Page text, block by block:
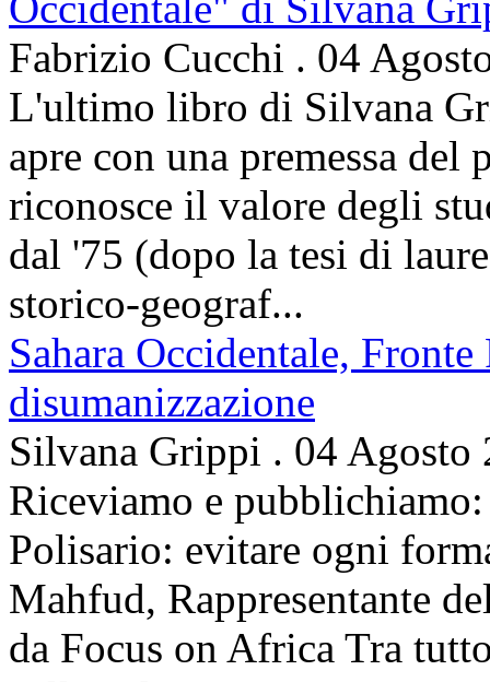
Fabrizio Cucchi . 04
L'ultimo libro di Silvana
apre con una premessa
riconosce il valore degli
dal '75 (dopo la tesi di
storico-geograf...
Sahara Occidentale,
disumanizzazione
Silvana Grippi . 04 Agosto
Riceviamo e
Polisario: evitare ogni
Mahfud, Rappresentante
da Focus on Africa Tra